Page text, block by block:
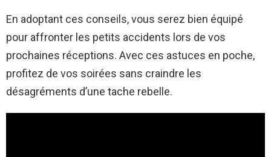
En adoptant ces conseils, vous serez bien équipé
pour affronter les petits accidents lors de vos
prochaines réceptions. Avec ces astuces en poche,
profitez de vos soirées sans craindre les
désagréments d’une tache rebelle.